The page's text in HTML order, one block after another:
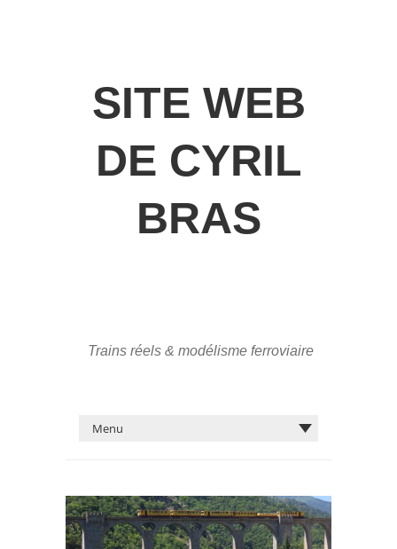
SITE WEB
DE CYRIL
BRAS
Trains réels & modélisme ferroviaire